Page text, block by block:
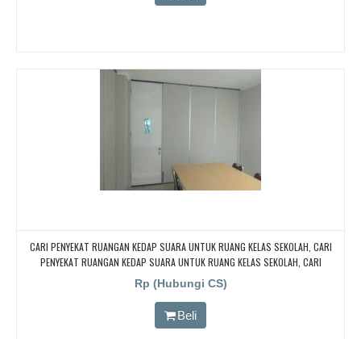
CARI PENYEKAT RUANGAN KEDAP SUARA UNTUK RUANG KELAS SEKOLAH, CARI
PENYEKAT RUANGAN KEDAP SUARA UNTUK RUANG KELAS SEKOLAH, CARI
PENYEKAT RUANGAN KEDAP SUARA UNTUK RUANG KELAS SEKOLAH, CARI
PENYEKAT RUANGAN KEDAP SUARA UNTUK RUANG KELAS SEKOLAH
Rp (Hubungi CS)
Beli